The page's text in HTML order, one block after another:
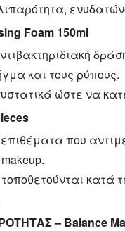
Foam 150ml
και τους ρύπους.
ώστε να
που
κατά
– Balance